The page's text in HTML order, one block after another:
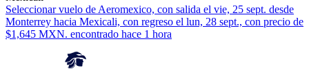
Seleccionar vuelo de Aeromexico, con salida el vie, 25 sept. desde
Monterrey hacia Mexicali, con regreso el lun, 28 sept., con precio de
$1,645 MXN. encontrado hace 1 hora